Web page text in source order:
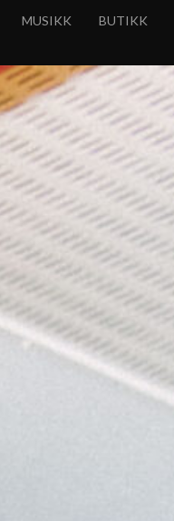
MUSIKK BUTIKK